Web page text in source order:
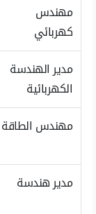
مهندس
كهربائي
مدير الهندسة
الكهربائية
مهندس الطاقة
مدير هندسة